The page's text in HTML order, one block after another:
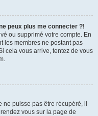
peux plus me connecter ?!
ou supprimé votre compte. En
les membres ne postant pas
cela vous arrive, tentez de vous
ne puisse pas être récupéré, il
vous sur la page de